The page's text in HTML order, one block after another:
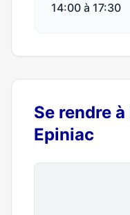
14:00 à 17:30
Se rendre
Epiniac